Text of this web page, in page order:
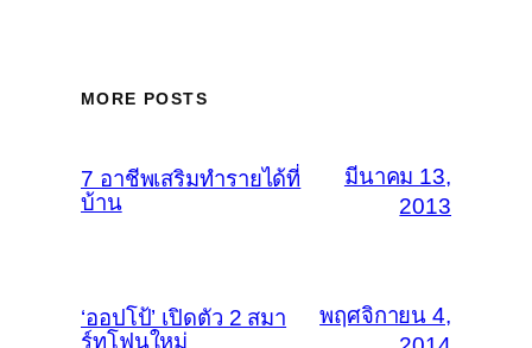
MORE POSTS
7 อาชีพเสริมทำรายได้ที่
บ้าน
มีนาคม 13,
2013
‘ออปโป้’ เปิดตัว 2 สมา
ร์ทโฟนใหม่
พฤศจิกายน 4,